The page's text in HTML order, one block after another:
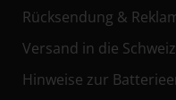
Rücksendung &
Versand in die Schweiz
Hinweise zur